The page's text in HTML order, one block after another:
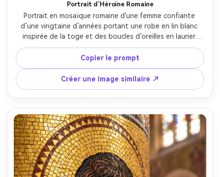
Portrait d’Héroïne Romaine
Portrait en mosaïque romaine d'une femme confiante
d’une vingtaine d’années portant une robe en lin blanc
inspirée de la toge et des boucles d’oreilles en laurier
d’or, pose trois-quarts avec regard calme, tesselles de
pierre posées à la main avec des biseaux subtils, palette
terracotta et olive chaude, bordure clé grecque
complexe, ambiance restauration de musée, texture de
carreaux très détaillée, composition équilibrée avec
espace négatif, qualité chef-d’œuvre, objectif 85mm,
faible profondeur de champ, éclairage cinématographique
doux --ar 4:5
Copier le prompt
Créer une image similaire ↗